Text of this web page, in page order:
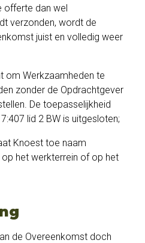
offerte dan wel
verzonden, wordt de
juist en volledig weer
om Werkzaamheden te
zonder de Opdrachtgever
De toepasselijkheid
lid 2 BW is uitgesloten;
Knoest toe naam
het werkterrein of op het
de Overeenkomst doch